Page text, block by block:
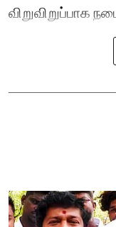
விறுவிறுப்பாக